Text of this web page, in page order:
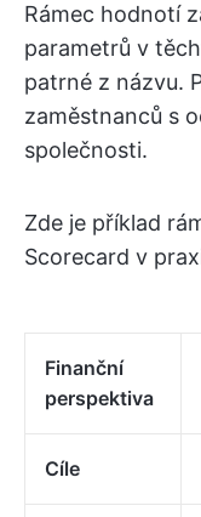
Rámec hodnotí
parametrů v
patrné z názvu.
zaměstnanců s
společnosti.
Zde je příklad
Scorecard v
Finanční
perspektiva
Cíle